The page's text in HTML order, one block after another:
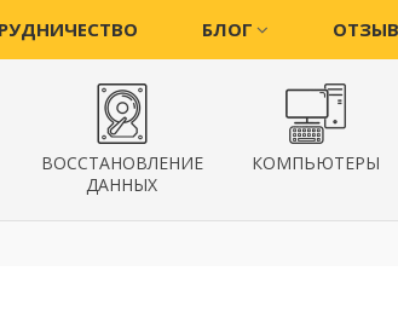
БЛОГ
ВОССТАНОВЛЕНИЕ
ДАННЫХ
КОМПЬЮТЕРЫ